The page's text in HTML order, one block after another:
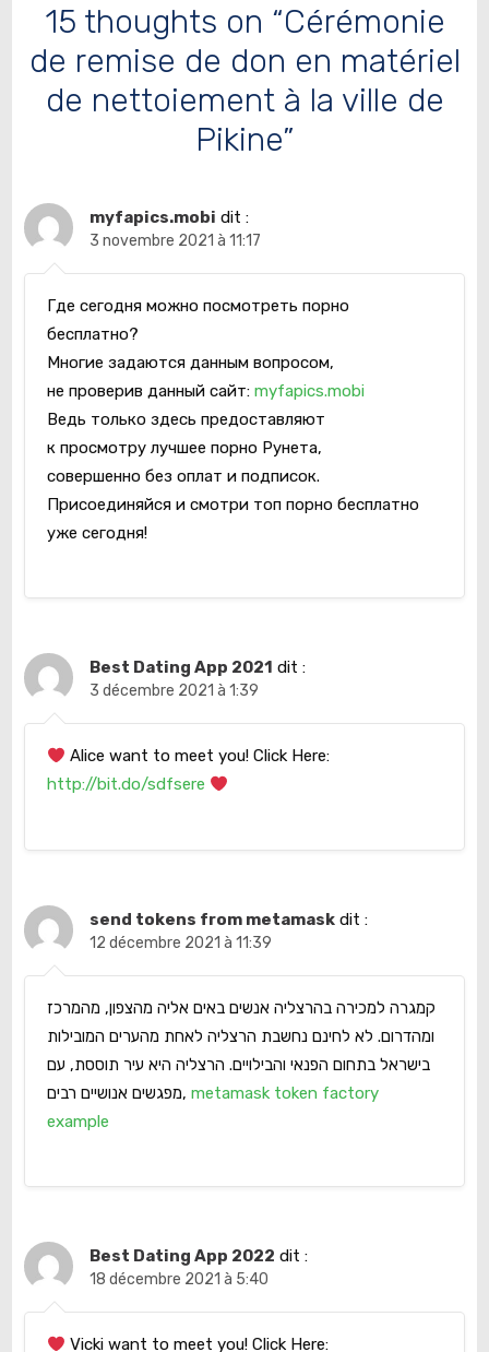
15 thoughts on “Cérémonie
de remise de don en matériel
de nettoiement à la ville de
Pikine”
myfapics.mobi dit :
3 novembre 2021 à 11:17
Где сегодня можно посмотреть порно
бесплатно?
Многие задаются данным вопросом,
не проверив данный сайт:myfapics.mobi
Ведь только здесь предоставляют
к просмотру лучшее порно Рунета,
совершенно без оплат и подписок.
Присоединяйся и смотри топ порно бесплатно
уже сегодня!
Best Dating App 2021 dit :
3 décembre 2021 à 1:39
Alice want to meet you! Click Here:
http://bit.do/sdfsere
send tokens from metamask dit :
12 décembre 2021 à 11:39
קמגרה למכירה בהרצליה אנשים באים אליה מהצפון, מהמרכז
ומהדרום. לא לחינם נחשבת הרצליה לאחת מהערים המובילות
בישראל בתחום הפנאי והבילויים. הרצליה היא עיר תוססת, עם
מפגשים אנושיים רבים,metamask token factory
example
Best Dating App 2022 dit :
18 décembre 2021 à 5:40
Vicki want to meet you! Click Here: